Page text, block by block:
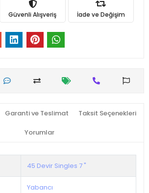
Güvenli Alışveriş İade ve Değişim
Garanti ve Teslimat Taksit Seçenekleri
Yorumlar
45 Devir Singles 7 "
Yabancı